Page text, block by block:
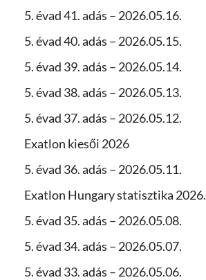
5. évad 41. adás – 2026.05.16.
5. évad 40. adás – 2026.05.15.
5. évad 39. adás – 2026.05.14.
5. évad 38. adás – 2026.05.13.
5. évad 37. adás – 2026.05.12.
Exatlon kiesői 2026
5. évad 36. adás – 2026.05.11.
Exatlon Hungary statisztika 2026.
5. évad 35. adás – 2026.05.08.
5. évad 34. adás – 2026.05.07.
5. évad 33. adás – 2026.05.06.